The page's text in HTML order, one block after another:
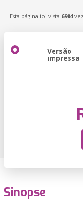
Esta página foi vista 6984
Versão
impressa
Sinopse